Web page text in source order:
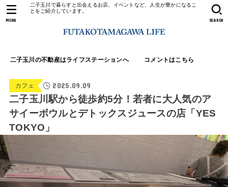
二子玉川で暮らすと出会えるお店、イベントなど、人生が豊かになるこ
とをご紹介しています。
二子玉川の不動産はライフステーションへ コメントはこちら
SEARCH
MENU
カフェ 2025.09.09
二子玉川駅から徒歩約5分！若者に大人気のア
サイーボウルとデトックスジュースの店「YES
TOKYO」